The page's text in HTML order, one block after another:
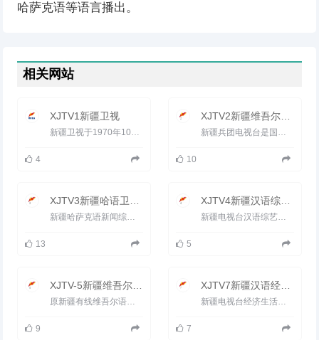
哈萨克语等语言播出。
相关网站
XJTV1新疆卫视
4
XJTV2新疆维吾尔语卫视
10
13
XJTV4新疆汉语综艺频道
新疆电视台汉语综艺频道(XJTV-4)（原影视文体频道）新疆电视台第四套节目是一个以时尚咨询节目及影视剧为主、力...
5
9
XJTV7新疆汉语经济生活频道
新疆电视台经济生活频道（XJTV-7）的前身是新疆经济电视台，简称&ldquo;新疆经视&rdquo;，新疆广播电视事业改革发展...
7